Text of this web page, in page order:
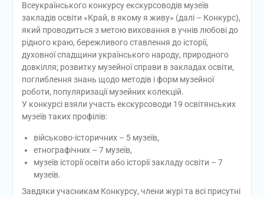
Всеукраїнського конкурсу екскурсоводів музеїв
закладів освіти «Край, в якому я живу» (далі – Конкурс),
який проводиться з метою виховання в учнів любові до
рідного краю, бережливого ставлення до історії,
духовної спадщини українського народу, природного
довкілля; розвитку музейної справи в закладах освіти,
поглиблення знань щодо методів і форм музейної
роботи, популяризації музейних колекцій.
У конкурсі взяли участь екскурсоводи 19 освітянських
музеїв таких профілів:
військово-історичних – 5 музеїв,
етнографічних – 7 музеїв,
музеїв історії освіти або історії закладу освіти – 7
музеїв.
Завдяки учасникам Конкурсу, члени журі та всі присутні